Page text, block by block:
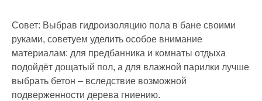
Совет: Выбрав гидроизоляцию пола в бане своими
руками, советуем уделить особое внимание
материалам: для предбанника и комнаты отдыха
подойдёт дощатый пол, а для влажной парилки лучше
выбрать бетон – вследствие возможной
подверженности дерева гниению.